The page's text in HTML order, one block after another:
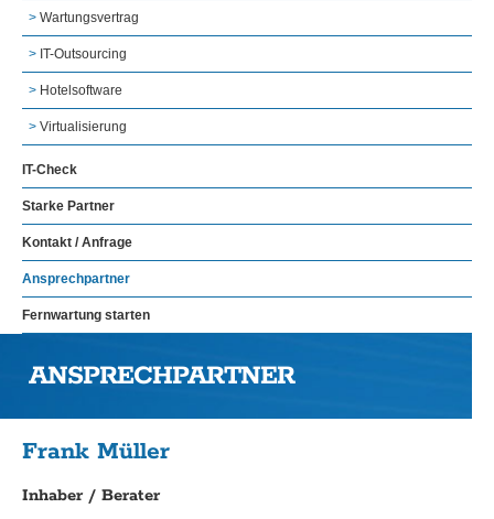
Wartungsvertrag
IT-Outsourcing
Hotelsoftware
Virtualisierung
IT-Check
Starke Partner
Kontakt / Anfrage
Ansprechpartner
Fernwartung starten
ANSPRECHPARTNER
Frank Müller
Inhaber / Berater